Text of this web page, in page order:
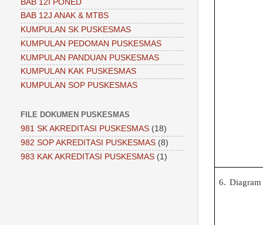
6.
BAB 12I PONED
BAB 12J ANAK & MTBS
KUMPULAN SK PUSKESMAS
KUMPULAN PEDOMAN PUSKESMAS
KUMPULAN PANDUAN PUSKESMAS
KUMPULAN KAK PUSKESMAS
KUMPULAN SOP PUSKESMAS
FILE DOKUMEN PUSKESMAS
981 SK AKREDITASI PUSKESMAS (18)
982 SOP AKREDITASI PUSKESMAS (8)
983 KAK AKREDITASI PUSKESMAS (1)